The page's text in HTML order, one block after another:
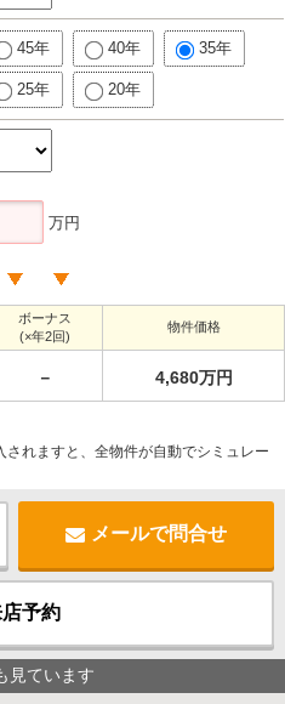
45年 40年 35年
25年 20年
万円
ボーナス
(×年2回)
物件価格
－ 4,680万円
されますと、全物件が自動でシミュレー
メールで問合せ
予約
見ています